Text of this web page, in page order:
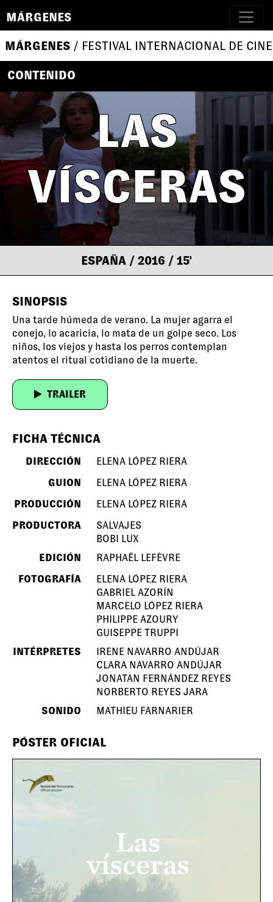
MÁRGENES
MÁRGENES / FESTIVAL INTERNACIONAL DE
CONTENIDO
LAS
VÍSCERAS
ESPAÑA / 2016 / 15'
SINOPSIS
Una tarde húmeda de verano. La mujer agarra el
conejo, lo acaricia, lo mata de un golpe seco. Los
niños, los viejos y hasta los perros contemplan
atentos el ritual cotidiano de la muerte.
TRAILER
FICHA TÉCNICA
DIRECCIÓN
ELENA LÓPEZ RIERA
GUION
ELENA LÓPEZ RIERA
PRODUCCIÓN
ELENA LÓPEZ RIERA
PRODUCTORA
SALVAJES
BOBI LUX
EDICIÓN
RAPHAËL LEFÈVRE
FOTOGRAFÍA
ELENA LÓPEZ RIERA
GABRIEL AZORÍN
MARCELO LÓPEZ RIERA
PHILIPPE AZOURY
GUISEPPE TRUPPI
INTÉRPRETES
IRENE NAVARRO ANDÚJAR
CLARA NAVARRO ANDÚJAR
JONATAN FERNÁNDEZ REYES
NORBERTO REYES JARA
SONIDO
MATHIEU FARNARIER
PÓSTER OFICIAL